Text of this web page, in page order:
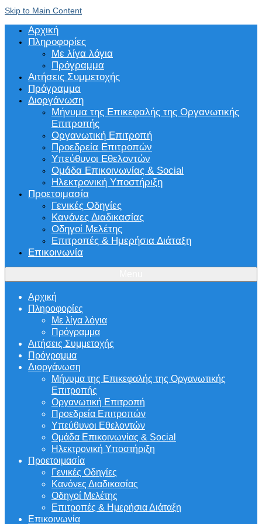
Skip to Main Content
Αρχική
Πληροφορίες
Με λίγα λόγια
Πρόγραμμα
Αιτήσεις Συμμετοχής
Πρόγραμμα
Διοργάνωση
Μήνυμα της Επικεφαλής της Οργανωτικής
Επιτροπής
Οργανωτική Επιτροπή
Προεδρεία Επιτροπών
Υπεύθυνοι Εθελοντών
Ομάδα Επικοινωνίας & Social
Ηλεκτρονική Υποστήριξη
Προετοιμασία
Γενικές Οδηγίες
Κανόνες Διαδικασίας
Οδηγοί Μελέτης
Επιτροπές & Ημερήσια Διάταξη
Επικοινωνία
Αρχική
Πληροφορίες
Με λίγα λόγια
Πρόγραμμα
Αιτήσεις Συμμετοχής
Πρόγραμμα
Διοργάνωση
Μήνυμα της Επικεφαλής της Οργανωτικής
Επιτροπής
Οργανωτική Επιτροπή
Προεδρεία Επιτροπών
Υπεύθυνοι Εθελοντών
Ομάδα Επικοινωνίας & Social
Ηλεκτρονική Υποστήριξη
Προετοιμασία
Γενικές Οδηγίες
Κανόνες Διαδικασίας
Οδηγοί Μελέτης
Επιτροπές & Ημερήσια Διάταξη
Επικοινωνία